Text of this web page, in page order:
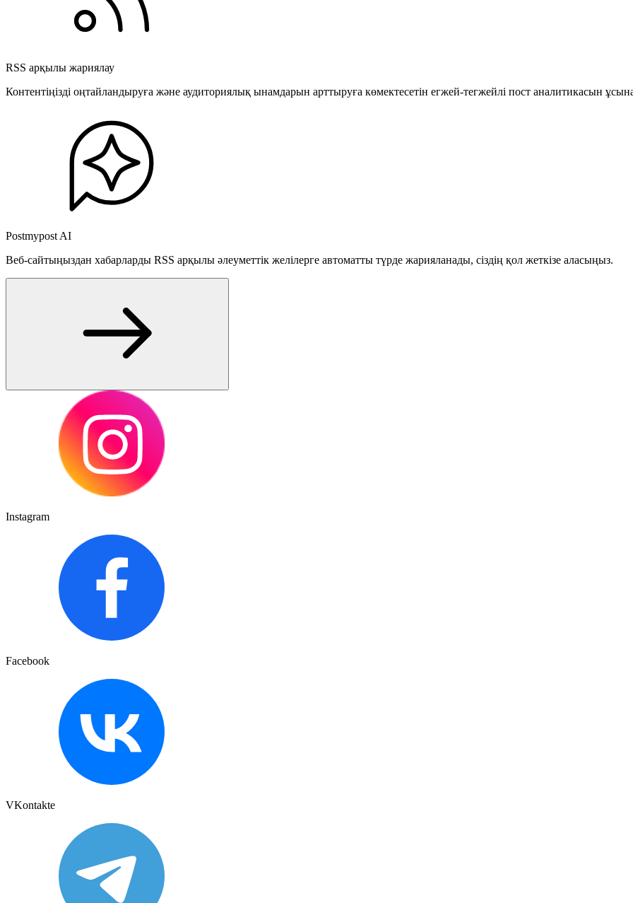
RSS арқылы жариялау
Контентіңізді оңтайландыруға және аудиториялық ынамдарын арттыруға көмектесетін егжей-тегжейлі пост аналитикасын
Postmypost AI
Веб-сайтыңыздан хабарларды RSS арқылы әлеуметтік желілерге автоматты түрде жарияланады, сіздің қол жеткізе аласыңыз.
Instagram
Facebook
VKontakte